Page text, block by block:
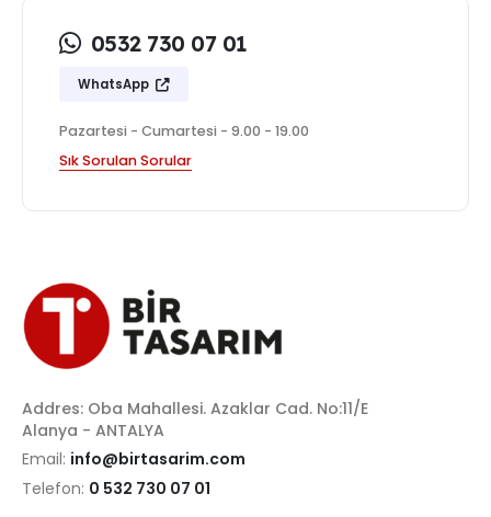
0532 730 07 01
WhatsApp
Pazartesi - Cumartesi - 9.00 - 19.00
Sık Sorulan Sorular
Addres: Oba Mahallesi. Azaklar Cad. No:11/E
Alanya - ANTALYA
Email: info@birtasarim.com
Telefon: 0 532 730 07 01